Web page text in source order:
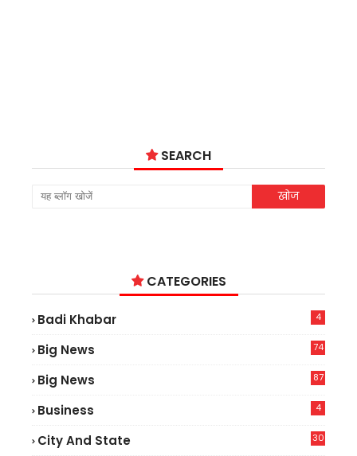
SEARCH
CATEGORIES
Badi Khabar 4
Big News
74
Big News
87
Business 4
City And State 30